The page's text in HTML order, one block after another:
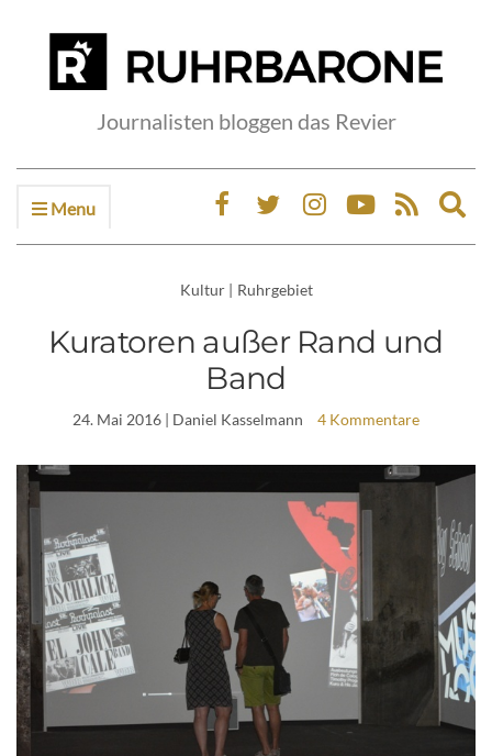
Journalisten bloggen das Revier
Menu
Kultur | Ruhrgebiet
Kuratoren außer Rand und
Band
24. Mai 2016 | Daniel Kasselmann 4 Kommentare